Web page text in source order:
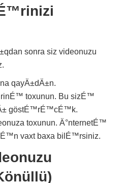
sonra siz videonuzu
qayÄ±dÄ±n.
toxunun. Bu sizÉ™
göstÉ™rÉ™cÉ™k.
toxunun. Ä°nternetÉ™
vaxt baxa bilÉ™rsiniz.